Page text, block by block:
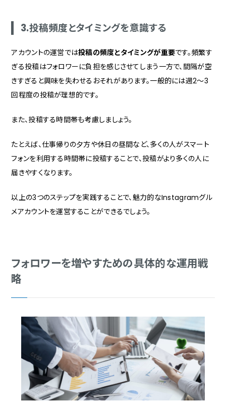
3.投稿頻度とタイミングを意識する
アカウントの運営では投稿の頻度とタイミングが重要です。頻繁す
ぎる投稿はフォロワーに負担を感じさせてしまう一方で、間隔が空
きすぎると興味を失わせるおそれがあります。一般的には週2〜3
回程度の投稿が理想的です。
また、投稿する時間帯も考慮しましょう。
たとえば、仕事帰りの夕方や休日の昼間など、多くの人がスマート
フォンを利用する時間帯に投稿することで、投稿がより多くの人に
届きやすくなります。
以上の3つのステップを実践することで、魅力的なInstagramグル
メアカウントを運営することができるでしょう。
フォロワーを増やすための具体的な運用戦
略